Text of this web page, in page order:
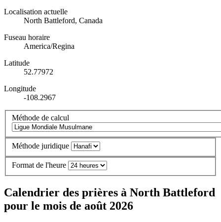
Localisation actuelle
North Battleford, Canada
Fuseau horaire
America/Regina
Latitude
52.77972
Longitude
-108.2967
Méthode de calcul
Méthode juridique
Format de l'heure
Calendrier des prières à North Battleford
pour le mois de août 2026